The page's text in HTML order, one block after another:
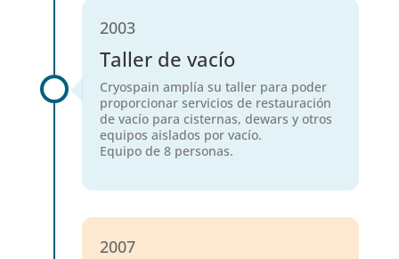
2003
Taller de vacío
Cryospain amplía su taller para poder
proporcionar servicios de restauración
de vacío para cisternas, dewars y otros
equipos aislados por vacío.
Equipo de 8 personas.
2007